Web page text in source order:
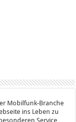
Mobilfunk-Branche
ins Leben zu
Service